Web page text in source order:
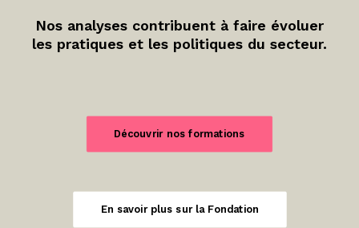
Nos analyses contribuent à faire évoluer
les pratiques et les politiques du secteur.
Découvrir nos formations
En savoir plus sur la Fondation